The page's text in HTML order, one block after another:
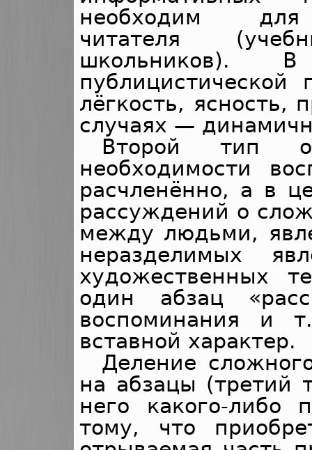
необходим для
читателя
школьников).
публицистической
лёгкость, ясность,
случаях —
Второй тип
необходимости
расчленённо, а в
рассуждений о
между людьми,
неразделимых
художественных
один абзац
воспоминания и
вставной характер.
Деление
на абзацы (третий
него какого-либо
тому, что